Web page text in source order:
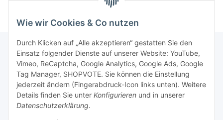
Wie wir Cookies & Co nutzen
Durch Klicken auf „Alle akzeptieren“ gestatten Sie den
Einsatz folgender Dienste auf unserer Website: YouTube,
Vimeo, ReCaptcha, Google Analytics, Google Ads, Google
Tag Manager, SHOPVOTE. Sie können die Einstellung
jederzeit ändern (Fingerabdruck-Icon links unten). Weitere
Details finden Sie unter Konfigurieren und in unserer
Datenschutzerklärung.
Newsletter Abonnieren
Bitte senden Sie mir entsprechend Ihrer
Datenschutzerklärung
regelmäßig und jederzeit widerruflich
Informationen zu Ihrem Produktsortiment per E-Mail zu.